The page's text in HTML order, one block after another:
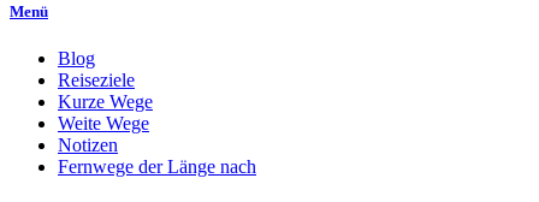
Menü
Blog
Reiseziele
Kurze Wege
Weite Wege
Notizen
Fernwege der Länge nach